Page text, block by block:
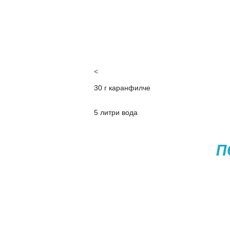
<
30 г каранфилче
5 литри вода